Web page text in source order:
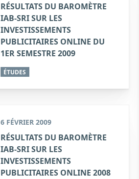
RÉSULTATS DU BAROMÈTRE
IAB-SRI SUR LES
INVESTISSEMENTS
PUBLICITAIRES ONLINE DU
1ER SEMESTRE 2009
ÉTUDES
6 FÉVRIER 2009
RÉSULTATS DU BAROMÈTRE
IAB-SRI SUR LES
INVESTISSEMENTS
PUBLICITAIRES ONLINE 2008